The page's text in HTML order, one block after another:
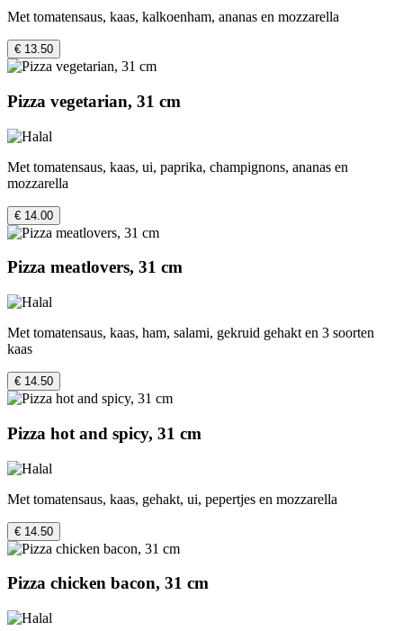
Met tomatensaus, kaas, kalkoenham, ananas en mozzarella
€ 13.50
Pizza vegetarian, 31 cm
Met tomatensaus, kaas, ui, paprika, champignons, ananas en
mozzarella
€ 14.00
Pizza meatlovers, 31 cm
Met tomatensaus, kaas, ham, salami, gekruid gehakt en 3 soorten
kaas
€ 14.50
Pizza hot and spicy, 31 cm
Met tomatensaus, kaas, gehakt, ui, pepertjes en mozzarella
€ 14.50
Pizza chicken bacon, 31 cm